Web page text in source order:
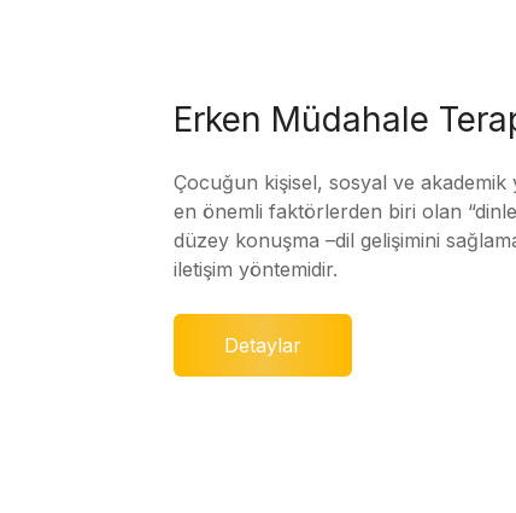
Erken Müdahale
Çocuğun kişisel, sosyal ve akademik
en önemli faktörlerden biri olan
düzey konuşma –dil gelişimini
iletişim yöntemidir.
Detaylar